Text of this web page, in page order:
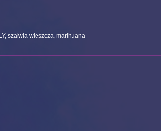
szałwia wieszcza, marihuana